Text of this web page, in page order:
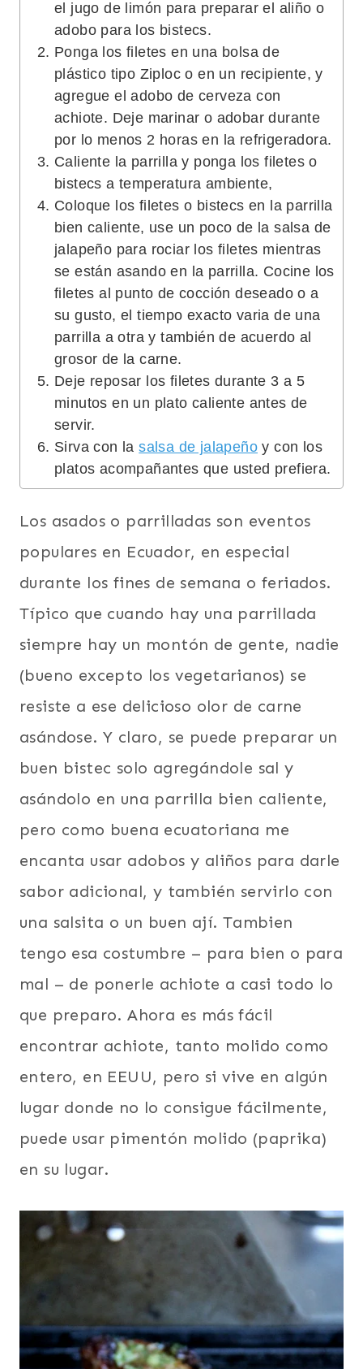
el jugo de limón para preparar el aliño o
adobo para los bistecs.
Ponga los filetes en una bolsa de
plástico tipo Ziploc o en un recipiente, y
agregue el adobo de cerveza con
achiote. Deje marinar o adobar durante
por lo menos 2 horas en la refrigeradora.
Caliente la parrilla y ponga los filetes o
bistecs a temperatura ambiente,
Coloque los filetes o bistecs en la parrilla
bien caliente, use un poco de la salsa de
jalapeño para rociar los filetes mientras
se están asando en la parrilla. Cocine los
filetes al punto de cocción deseado o a
su gusto, el tiempo exacto varia de una
parrilla a otra y también de acuerdo al
grosor de la carne.
Deje reposar los filetes durante 3 a 5
minutos en un plato caliente antes de
servir.
Sirva con lasalsa de jalapeño y con los
platos acompañantes que usted prefiera.
Los asados o parrilladas son eventos
populares en Ecuador, en especial
durante los fines de semana o feriados.
Típico que cuando hay una parrillada
siempre hay un montón de gente, nadie
(bueno excepto los vegetarianos) se
resiste a ese delicioso olor de carne
asándose. Y claro, se puede preparar un
buen bistec solo agregándole sal y
asándolo en una parrilla bien caliente,
pero como buena ecuatoriana me
encanta usar adobos y aliños para darle
sabor adicional, y también servirlo con
una salsita o un buen ají. Tambien
tengo esa costumbre – para bien o para
mal – de ponerle achiote a casi todo lo
que preparo. Ahora es más fácil
encontrar achiote, tanto molido como
entero, en EEUU, pero si vive en algún
lugar donde no lo consigue fácilmente,
puede usar pimentón molido (paprika)
en su lugar.